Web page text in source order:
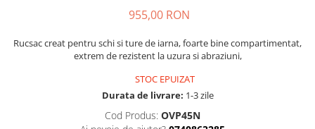
Borsete si Portofele
955,00 RON
Rucsac creat pentru schi si ture de iarna, foarte bine compartimentat,
extrem de rezistent la uzura si abraziuni,
STOC EPUIZAT
Durata de livrare: 1-3 zile
Cod Produs: OVP45N